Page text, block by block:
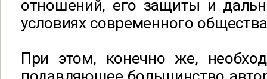
отношений, его защиты и
условиях современного
При этом, конечно же,